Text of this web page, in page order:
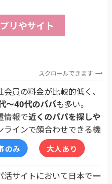
リやサイト
スクロールできます
会員の料金が比較的低く、
〜40代のパパも多い。
情報で近くのパパを探しやす
ラインで顔合わせできる機能
のみ 大人あり
活サイトにおいて日本で一番